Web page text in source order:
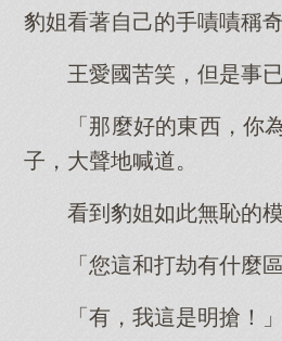
豹姐看著自己的手嘖嘖稱奇
王愛國苦笑，但是事
「那麼好的東西，
子，大聲地喊道。
看到豹姐如此無恥的
「您這和打劫有什麼
「有，我這是明搶！